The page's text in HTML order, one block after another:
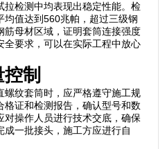
检测中均表现出稳定性能。检
均值达到560兆帕，超过三级钢
筋母材区域，证明套筒连接强度
全要求，可以在实际工程中放心
制
螺纹套筒时，应严格遵守施工规
证和检测报告，确认型号和数
对操作人员进行技术交底，确保
一批接头，施工方应进行自